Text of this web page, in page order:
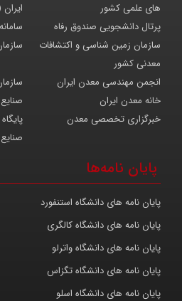
ایران
های علمی کشور
پرتال دانشجویی صندوق رفاه
سازمان زمین شناسی و اکتشافات
معدنی کشور
انجمن مهندسی معدن ایران
خانه معدن ایران
خبرگزاری تخصصی معدن
پایان نامه‌ها
پایان نامه های دانشگاه استنفورد
پایان نامه های دانشگاه کالگری
پایان نامه های دانشگاه واترلو
پایان نامه های دانشگاه تگزاس
پایان نامه های دانشگاه اسلو